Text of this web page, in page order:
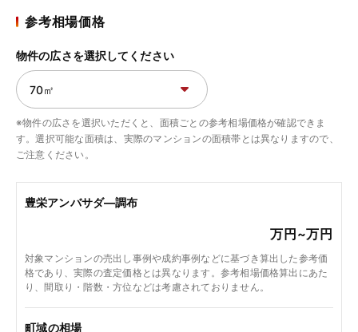
参考相場価格
豊栄アンバサダ―調布
万円~万円
対象マンションの売出し事例や成約事例などに基づき算出した参考価
格であり、実際の査定価格とは異なります。参考相場価格算出にあた
り、間取り・階数・方位などは考慮されておりません。
町域の相場
物件の広さを選択してください
※物件の広さを選択いただくと、面積ごとの参考相場価格が確認できま
す。選択可能な面積は、実際のマンションの面積帯とは異なりますので、
ご注意ください。